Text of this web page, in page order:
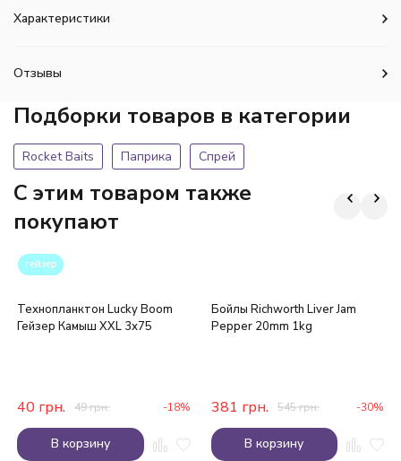
Характеристики
Отзывы
Подборки товаров в категории
Rocket Baits Паприка Спрей
C этим товаром также
покупают
гейзер
Технопланктон Lucky Boom
Гейзер Камыш XXL 3х75
40 грн. 49грн. -18%
В корзину
Бойлы Richworth Liver Jam
Pepper 20mm 1kg
381 грн. 545грн. -30%
В корзину